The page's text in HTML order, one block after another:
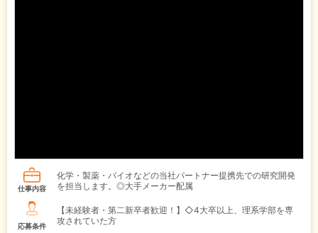
仕事内容
化学・製薬・バイオなどの当社パートナー提携先での研究開発
を担当します。◎大手メーカー配属
応募条件
【未経験者・第二新卒者歓迎！】◇4大卒以上、理系学部を専
攻されていた方